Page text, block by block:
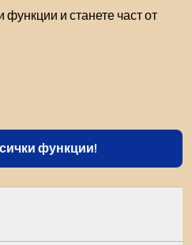
функции и станете част от
функции!